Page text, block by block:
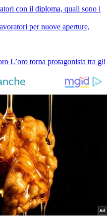
con il diploma, quali sono i
per nuove aperture,
L’oro torna protagonista tra gli